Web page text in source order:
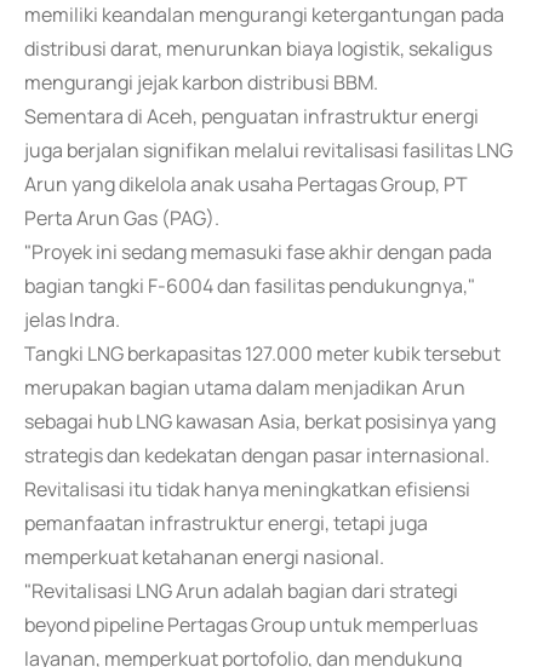
memiliki keandalan mengurangi ketergantungan pada
distribusi darat, menurunkan biaya logistik, sekaligus
mengurangi jejak karbon distribusi BBM.
Sementara di Aceh, penguatan infrastruktur energi
juga berjalan signifikan melalui revitalisasi fasilitas LNG
Arun yang dikelola anak usaha Pertagas Group, PT
Perta Arun Gas (PAG).
"Proyek ini sedang memasuki fase akhir dengan pada
bagian tangki F-6004 dan fasilitas pendukungnya,"
jelas Indra.
Tangki LNG berkapasitas 127.000 meter kubik tersebut
merupakan bagian utama dalam menjadikan Arun
sebagai hub LNG kawasan Asia, berkat posisinya yang
strategis dan kedekatan dengan pasar internasional.
Revitalisasi itu tidak hanya meningkatkan efisiensi
pemanfaatan infrastruktur energi, tetapi juga
memperkuat ketahanan energi nasional.
"Revitalisasi LNG Arun adalah bagian dari strategi
beyond pipeline Pertagas Group untuk memperluas
layanan, memperkuat portofolio, dan mendukung